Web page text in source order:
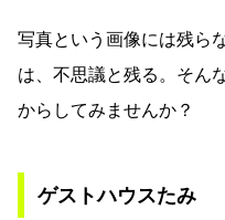
写真という画像には残ら
は、不思議と残る。そん
からしてみませんか？
ゲストハウスたみ